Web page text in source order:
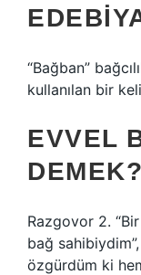
“Bağban”
kullanılan bir
EVVEL
DEMEK?
Razgovor 2.
bağ
özgürdüm ki